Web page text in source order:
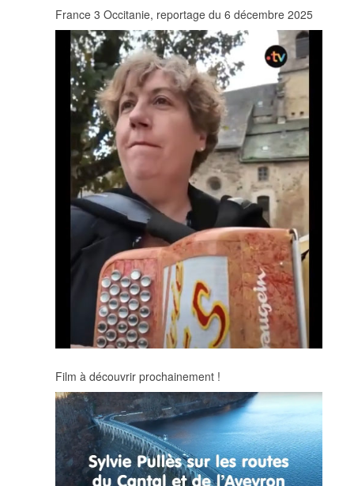
France 3 Occitanie, reportage du 6 décembre 2025
Film à découvrir prochainement !